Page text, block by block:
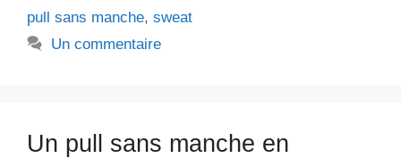
pull sans manche, sweat
Un commentaire
Un pull sans manche en